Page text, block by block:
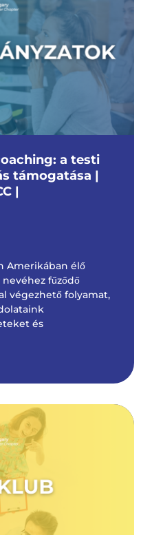
a testi
támogatása |
|
Amerikában élő
fűződő
végezhető folyamat,
és